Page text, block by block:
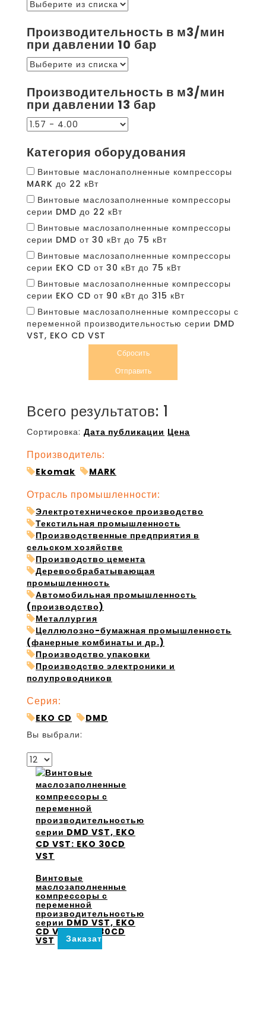
Производительность в м3/мин
при давлении 10 бар
Производительность в м3/мин
при давлении 13 бар
Категория оборудования
Винтовые маслонаполненные компрессоры
MARK до 22 кВт
Винтовые маслозаполненные компрессоры
серии DMD до 22 кВт
Винтовые маслозаполненные компрессоры
серии DMD от 30 кВт до 75 кВт
Винтовые маслозаполненные компрессоры
серии EKO CD от 30 кВт до 75 кВт
Винтовые маслозаполненные компрессоры
серии EKO CD от 90 кВт до 315 кВт
Винтовые маслозаполненные компрессоры с
переменной производительностью серии DMD
VST, EKO CD VST
Сбросить
Отправить
Всего результатов: 1
Сортировка: Дата публикации Цена
Производитель:
Ekomak MARK
Отрасль промышленности:
Электротехническое производство
Текстильная промышленность
Производственные предприятия в
сельском хозяйстве
Производство цемента
Деревообрабатывающая
промышленность
Автомобильная промышленность
(производство)
Металлургия
Целлюлозно-бумажная промышленность
(фанерные комбинаты и др.)
Производство упаковки
Производство электроники и
полупроводников
Серия:
EKO CD
DMD
Вы выбрали:
Винтовые
маслозаполненные
компрессоры с
переменной
производительностью
серии DMD VST, EKO
CD VST: EKO 30CD
VST Заказать